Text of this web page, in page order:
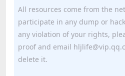
All resources come from the
participate in any dump or
any violation of your rights,
proof and email
delete it.